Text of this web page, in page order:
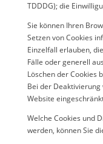
TDDDG); die
Sie können Ihren
Setzen von Cookies
Einzelfall erlauben,
Fälle oder generell
Löschen der Cookies
Bei der
Website
Welche Cookies und
werden, können Sie